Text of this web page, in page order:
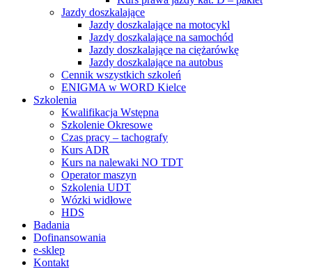
Jazdy doszkalające
Jazdy doszkalające na motocykl
Jazdy doszkalające na samochód
Jazdy doszkalające na ciężarówkę
Jazdy doszkalające na autobus
Cennik wszystkich szkoleń
ENIGMA w WORD Kielce
Szkolenia
Kwalifikacja Wstępna
Szkolenie Okresowe
Czas pracy – tachografy
Kurs ADR
Kurs na nalewaki NO TDT
Operator maszyn
Szkolenia UDT
Wózki widłowe
HDS
Badania
Dofinansowania
e-sklep
Kontakt